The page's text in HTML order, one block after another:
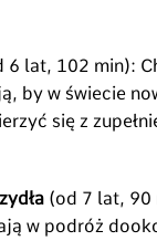
6 lat, 102 min):
by w świecie
się z
(od 7 lat, 90
w podróż